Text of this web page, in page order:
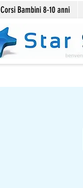
Corsi Bambini 8-10 anni